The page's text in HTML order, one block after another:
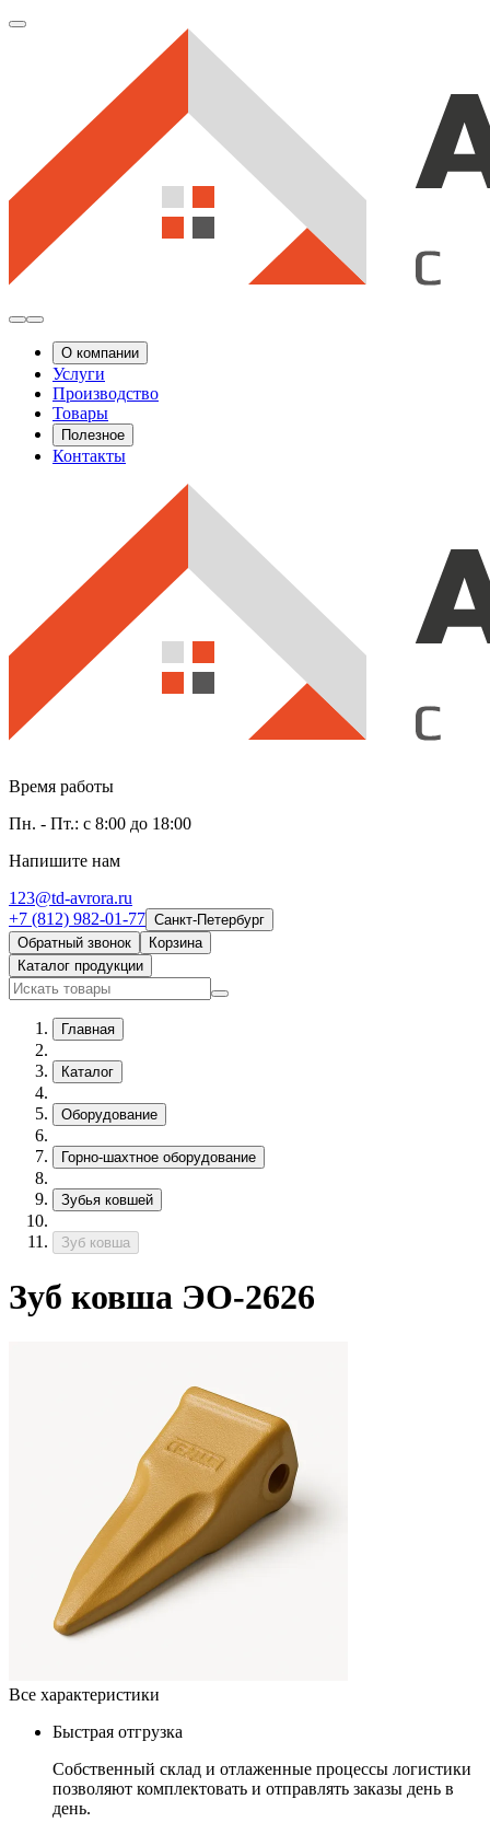
О компании
Услуги
Производство
Товары
Полезное
Контакты
Время работы
Пн. - Пт.: с 8:00 до 18:00
Напишите нам
123@td-avrora.ru
+7 (812) 982-01-77 Санкт-Петербург
Обратный звонок
Корзина
Каталог продукции
Главная
Каталог
Оборудование
Горно-шахтное оборудование
Зубья ковшей
Зуб ковша
Зуб ковша ЭО-2626
Все характеристики
Быстрая отгрузка
Собственный склад и отлаженные процессы логистики
позволяют комплектовать и отправлять заказы день в
день.